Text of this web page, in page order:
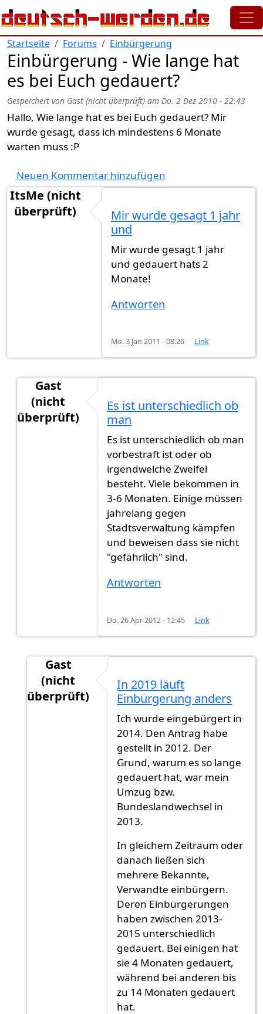
Direkt zum Inhalt
Startseite Forums Einbürgerung
Einbürgerung - Wie lange hat
es bei Euch gedauert?
Gespeichert von Gast (nicht überprüft) am Do. 2 Dez 2010 - 22:43
Hallo, Wie lange hat es bei Euch gedauert? Mir
wurde gesagt, dass ich mindestens 6 Monate
warten muss :P
Neuen Kommentar hinzufügen
ItsMe (nicht
überprüft)
Mir wurde gesagt 1 jahr
und
Mir wurde gesagt 1 jahr
und gedauert hats 2
Monate!
Antworten
Mo. 3 Jan 2011 - 08:26 Link
Gast
(nicht
überprüft)
Mir wurde gesagt 1 jahr und
Es ist unterschiedlich ob
man
Es ist unterschiedlich ob man
vorbestraft ist oder ob
irgendwelche Zweifel
besteht. Viele bekommen in
3-6 Monaten. Einige müssen
jahrelang gegen
Stadtsverwaltung kämpfen
und beweisen dass sie nicht
"gefährlich" sind.
Antworten
Do. 26 Apr 2012 - 12:45 Link
Gast
(nicht
überprüft)
In 2019 läuft
Einbürgerung anders
Ich wurde eingebürgert in
2014. Den Antrag habe
gestellt in 2012. Der
Grund, warum es so lange
gedauert hat, war mein
Umzug bzw.
Bundeslandwechsel in
2013.
In gleichem Zeitraum oder
danach ließen sich
mehrere Bekannte,
Verwandte einbürgern.
Deren Einbürgerungen
haben zwischen 2013-
2015 unterschiedlich
gedauert. Bei einigen hat
sie 4 Monaten gedauert,
während bei anderen bis
zu 14 Monaten gedauert
hat.